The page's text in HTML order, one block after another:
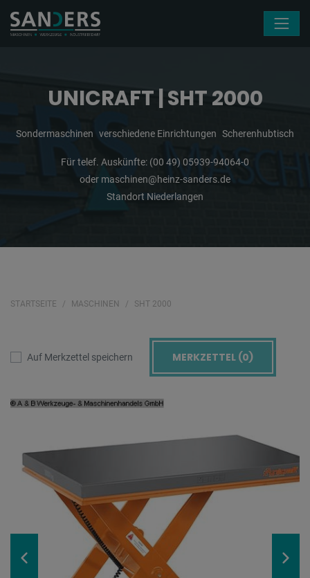
UNICRAFT | SHT 2000
Sondermaschinen verschiedene Einrichtungen Scherenhubtisch
Für telef. Auskünfte: (00 49) 05939-94064-0
oder maschinen@heinz-sanders.de
Standort Niederlangen
STARTSEITE MASCHINEN SHT 2000
Auf Merkzettel speichern MERKZETTEL (0)